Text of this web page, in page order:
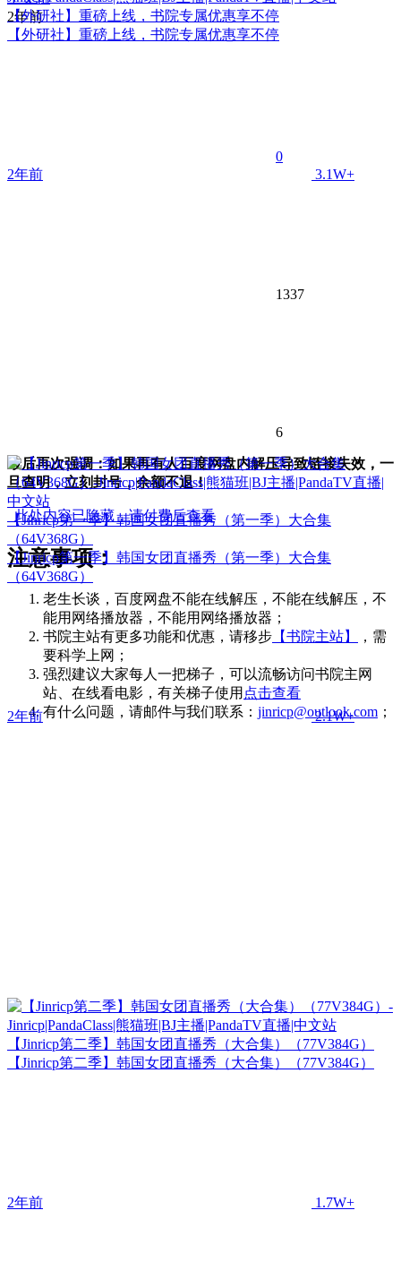
2年前
0
1337
6
最后再次强调：如果再有人百度网盘内解压导致链接失效，一
旦查明，立刻封号，余额不退！
此处内容已隐藏，请付费后查看
注意事项：
老生长谈，百度网盘不能在线解压，不能在线解压，不
能用网络播放器，不能用网络播放器；
书院主站有更多功能和优惠，请移步 【书院主站】
，需
要科学上网；
强烈建议大家每人一把梯子，可以流畅访问书院主网
站、在线看电影，有关梯子使用 点击查看
有什么问题，请邮件与我们联系： jinricp@outlook.com ；
【外研社】重磅上线，书院专属优惠享不停
【外研社】重磅上线，书院专属优惠享不停
2年前 3.1W+
【Jinricp第一季】韩国女团直播秀（第一季）大合集
（64V368G）
【Jinricp第一季】韩国女团直播秀（第一季）大合集
（64V368G）
2年前 2.1W+
【Jinricp第二季】韩国女团直播秀（大合集）（77V384G）
【Jinricp第二季】韩国女团直播秀（大合集）（77V384G）
2年前 1.7W+